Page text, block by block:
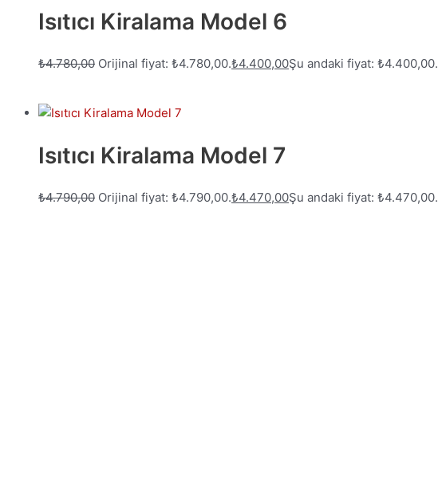
Isıtıcı Kiralama Model 6
₺4.780,00 Orijinal fiyat: ₺4.780,00.₺4.400,00Şu andaki fiyat: ₺4.400,00.
Isıtıcı Kiralama Model 7
₺4.790,00 Orijinal fiyat: ₺4.790,00.₺4.470,00Şu andaki fiyat: ₺4.470,00.